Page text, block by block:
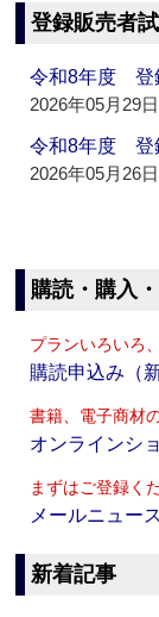
登録販売者
令和8年度 登
2026年05月29
令和8年度 登
2026年05月26
購読・購入
プランいろいろ
購読申込み（
書籍、電子商材
オンラインシ
まずはご登録く
メールニュー
新着記事